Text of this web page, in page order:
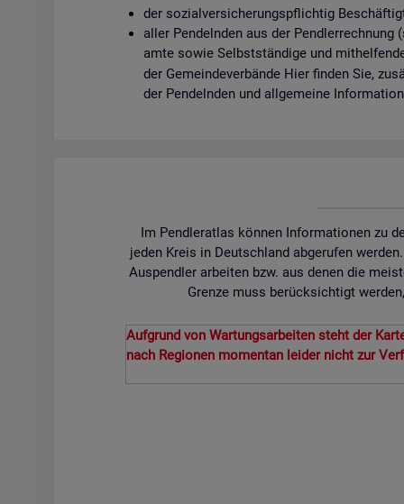
der so­zi­al­ver­si­che­rungs­pflich­tig
aller Pen­deln­den aus der
am­te sowie Selbst­stän­di­ge und
der Ge­mein­de­ver­bän­de Hier fin­den Sie,
der Pen­deln­den und all­ge­mei­ne
Im Pendleratlas können Informationen zu
jeden Kreis in Deutschland abgerufen
Auspendler arbeiten bzw. aus denen die
Grenze muss berücksichtigt
Aufgrund von Wartungsarbeiten steht der
nach Regionen momentan leider nicht zur